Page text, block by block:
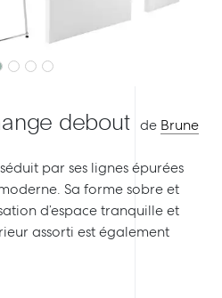
debout de Brune
par ses lignes épurées
Sa forme sobre et
d’espace tranquille et
assorti est également